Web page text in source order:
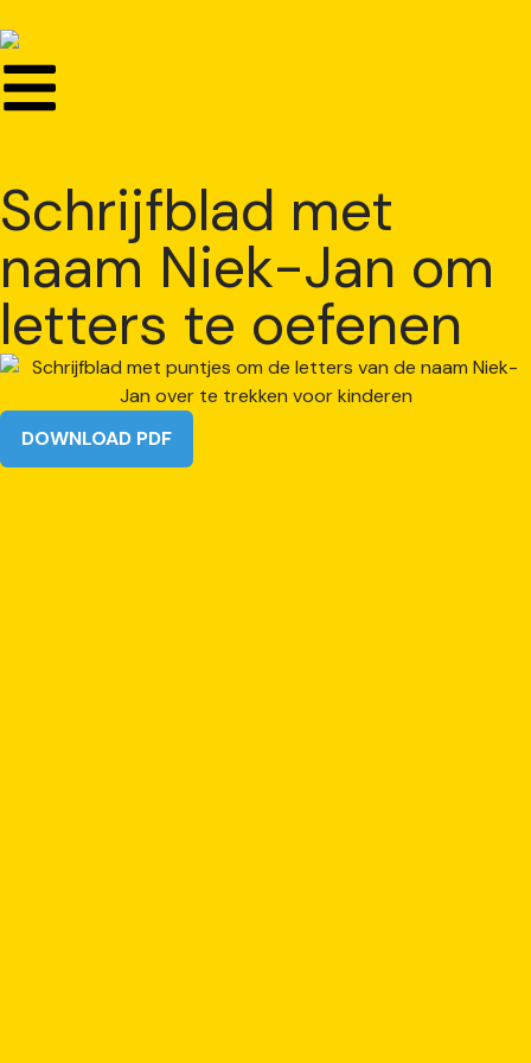
Schrijfblad met
naam Niek-Jan om
letters te oefenen
DOWNLOAD PDF